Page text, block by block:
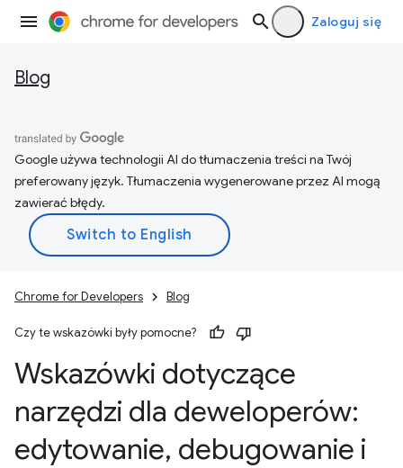
Zaloguj się
Blog
Google używa technologii AI do tłumaczenia treści na Twój
preferowany język. Tłumaczenia wygenerowane przez AI mogą
zawierać błędy.
Chrome for Developers Blog
Czy te wskazówki były pomocne?
Wskazówki dotyczące
narzędzi dla deweloperów:
edytowanie, debugowanie i